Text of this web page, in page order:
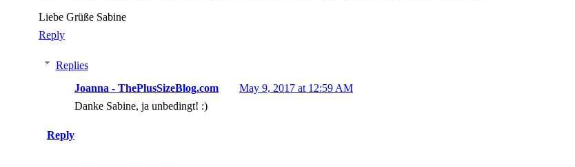
Liebe Grüße Sabine
Reply
Replies
Joanna - ThePlusSizeBlog.com
May 9, 2017 at 12:59 AM
Danke Sabine, ja unbedingt! :)
Reply